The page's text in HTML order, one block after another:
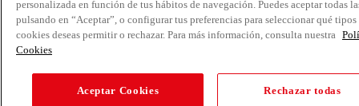
personalizada en función de tus hábitos de navegación. Puedes aceptar todas
pulsando en “Aceptar”, o configurar tus preferencias para seleccionar qué tipos
cookies deseas permitir o rechazar. Para más información, consulta nuestra
Cookies
Aceptar Cookies Rechazar todas